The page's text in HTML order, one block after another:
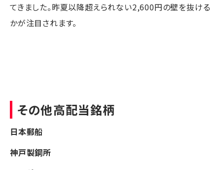
てきました。昨夏以降超えられない2,600円の壁を抜ける
かが注目されます。
その他高配当銘柄
日本郵船
神戸製鋼所